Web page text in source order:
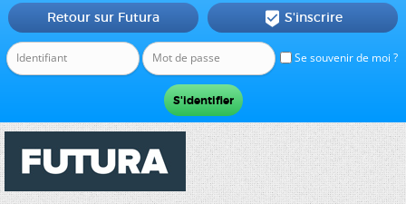
Se souvenir de moi ?
Retour sur Futura  S'inscrire